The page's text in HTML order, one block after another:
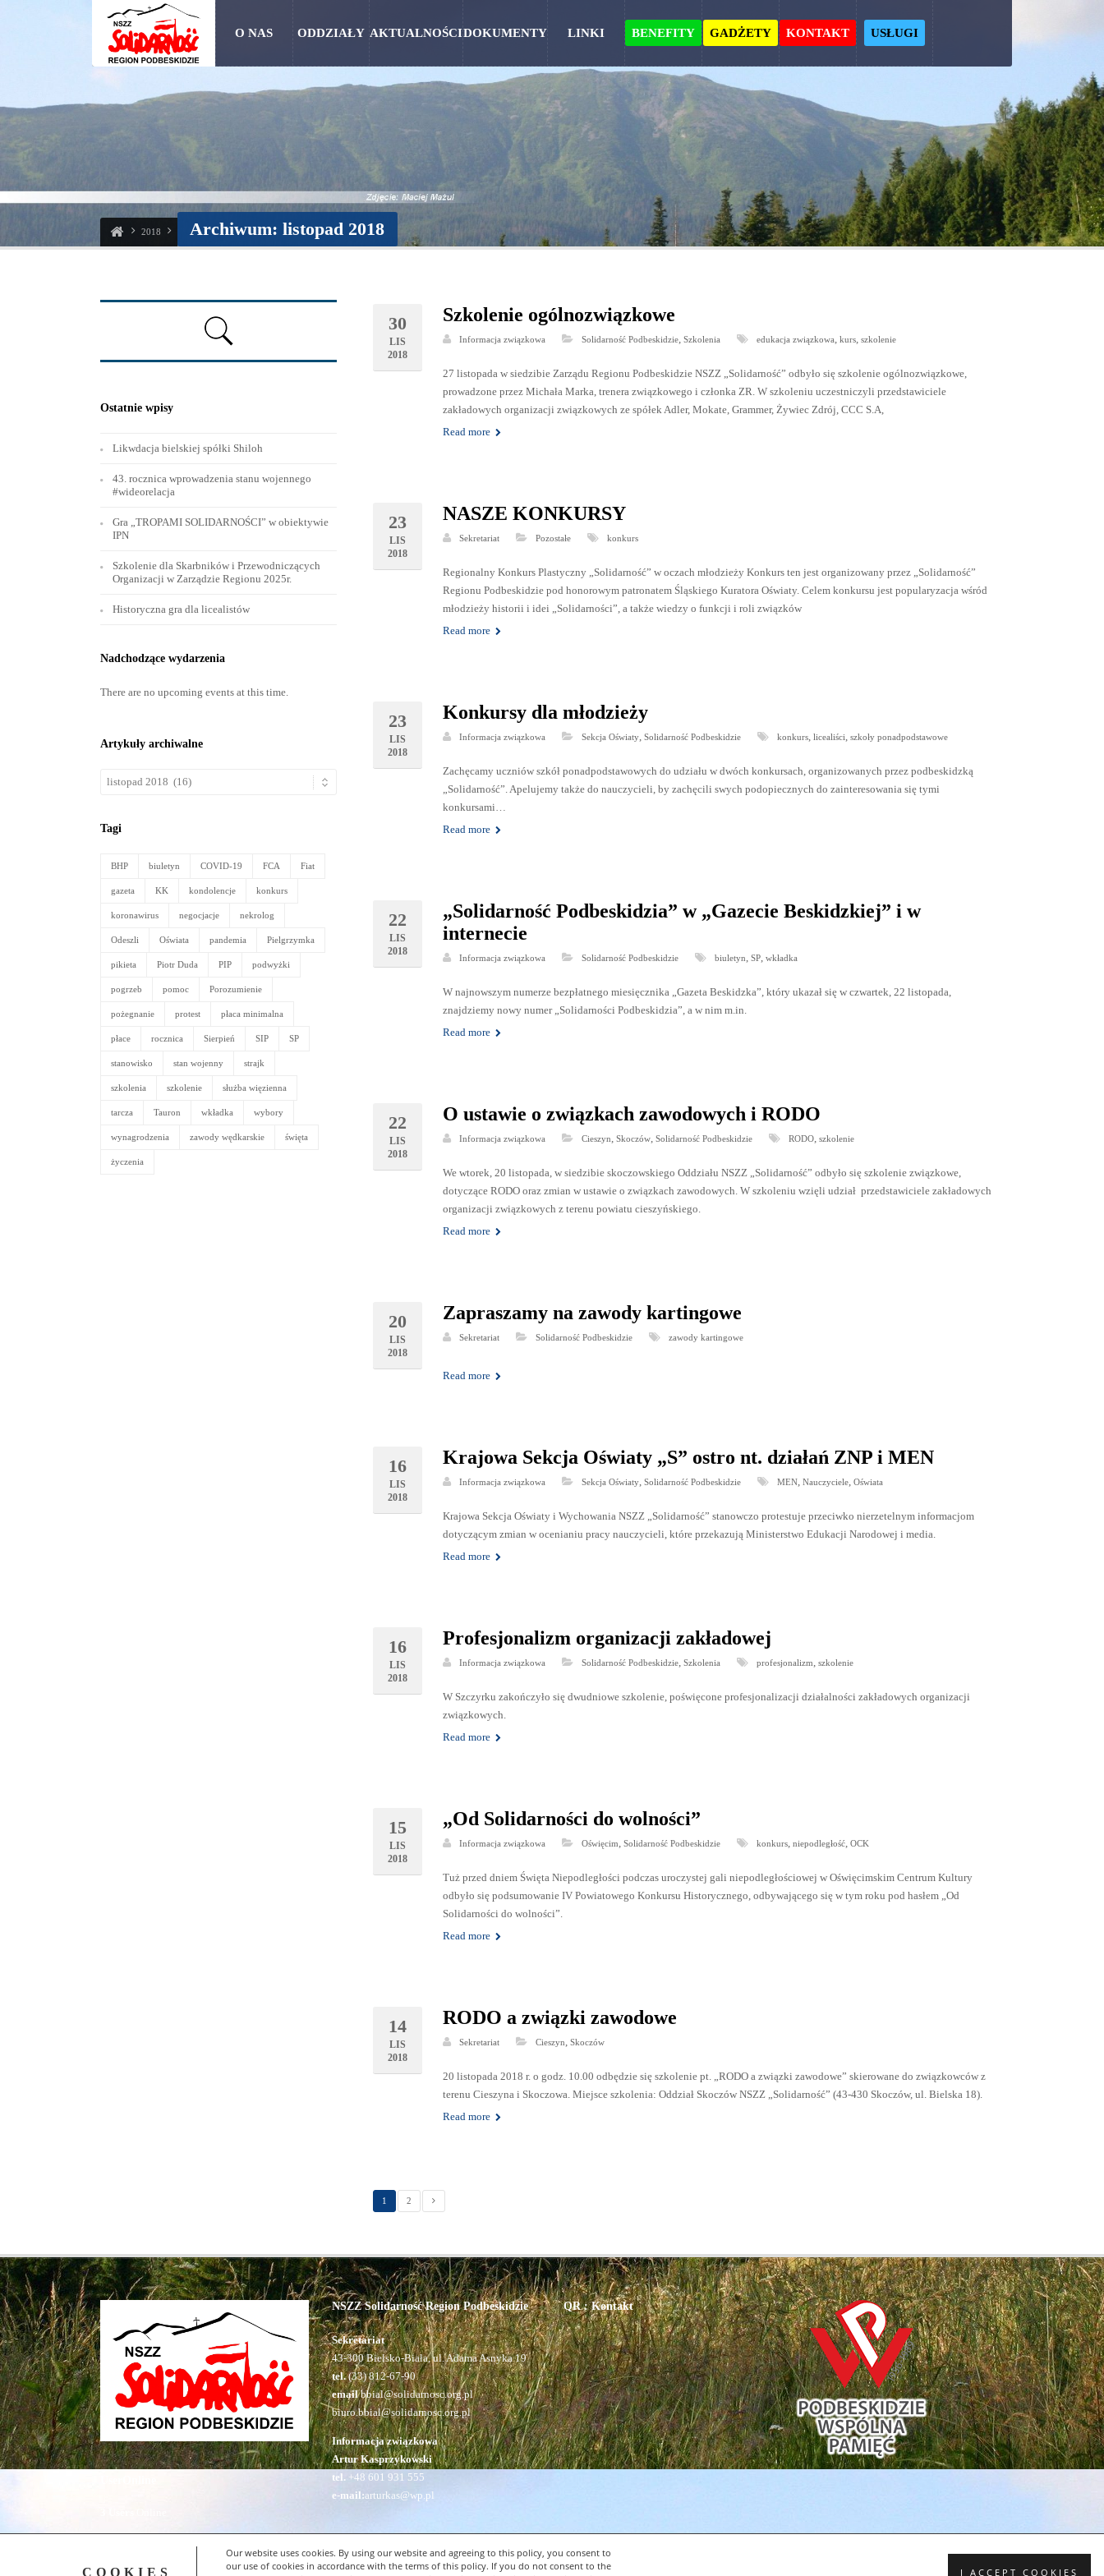
COOKIES
Our website uses cookies. By using our website and agreeing to this policy, you consent to
our use of cookies in accordance with the terms of this policy. If you do not consent to the
I ACCEPT COOKIES
O NAS ODDZIAŁY AKTUALNOŚCIDOKUMENTY LINKI BENEFITY GADŻETY KONTAKT USŁUGI
2018 Archiwum: listopad 2018
30
LIS
2018
Szkolenie ogólnozwiązkowe
Informacja związkowa Solidarność Podbeskidzie,Szkolenia edukacja związkowa,kurs,szkolenie
27 listopada w siedzibie Zarządu Regionu Podbeskidzie NSZZ „Solidarność” odbyło się szkolenie ogólnozwiązkowe,
prowadzone przez Michała Marka, trenera związkowego i członka ZR. W szkoleniu uczestniczyli przedstawiciele
zakładowych organizacji związkowych ze spółek Adler, Mokate, Grammer, Żywiec Zdrój, CCC S.A,
Read more
23
LIS
2018
NASZE KONKURSY
Sekretariat Pozostałe konkurs
Regionalny Konkurs Plastyczny „Solidarność” w oczach młodzieży Konkurs ten jest organizowany przez „Solidarność”
Regionu Podbeskidzie pod honorowym patronatem Śląskiego Kuratora Oświaty. Celem konkursu jest popularyzacja wśród
młodzieży historii i idei „Solidarności”, a także wiedzy o funkcji i roli związków
Read more
23
LIS
2018
Konkursy dla młodzieży
Informacja związkowa Sekcja Oświaty,Solidarność Podbeskidzie konkurs,licealiści,szkoły ponadpodstawowe
Zachęcamy uczniów szkół ponadpodstawowych do udziału w dwóch konkursach, organizowanych przez podbeskidzką
„Solidarność”. Apelujemy także do nauczycieli, by zachęcili swych podopiecznych do zainteresowania się tymi
konkursami…
Read more
22
LIS
2018
„Solidarność Podbeskidzia” w „Gazecie Beskidzkiej” i w
internecie
Informacja związkowa Solidarność Podbeskidzie biuletyn,SP,wkładka
W najnowszym numerze bezpłatnego miesięcznika „Gazeta Beskidzka”, który ukazał się w czwartek, 22 listopada,
znajdziemy nowy numer „Solidarności Podbeskidzia”, a w nim m.in.
Read more
22
LIS
2018
O ustawie o związkach zawodowych i RODO
Informacja związkowa Cieszyn,Skoczów,Solidarność Podbeskidzie RODO,szkolenie
We wtorek, 20 listopada, w siedzibie skoczowskiego Oddziału NSZZ „Solidarność” odbyło się szkolenie związkowe,
dotyczące RODO oraz zmian w ustawie o związkach zawodowych. W szkoleniu wzięli udział przedstawiciele zakładowych
organizacji związkowych z terenu powiatu cieszyńskiego.
Read more
20
LIS
2018
Zapraszamy na zawody kartingowe
Sekretariat Solidarność Podbeskidzie zawody kartingowe
Read more
16
LIS
2018
Krajowa Sekcja Oświaty „S” ostro nt. działań ZNP i MEN
Informacja związkowa Sekcja Oświaty,Solidarność Podbeskidzie MEN,Nauczyciele,Oświata
Krajowa Sekcja Oświaty i Wychowania NSZZ „Solidarność” stanowczo protestuje przeciwko nierzetelnym informacjom
dotyczącym zmian w ocenianiu pracy nauczycieli, które przekazują Ministerstwo Edukacji Narodowej i media.
Read more
16
LIS
2018
Profesjonalizm organizacji zakładowej
Informacja związkowa Solidarność Podbeskidzie,Szkolenia profesjonalizm,szkolenie
W Szczyrku zakończyło się dwudniowe szkolenie, poświęcone profesjonalizacji działalności zakładowych organizacji
związkowych.
Read more
15
LIS
2018
„Od Solidarności do wolności”
Informacja związkowa Oświęcim,Solidarność Podbeskidzie konkurs,niepodległość,OCK
Tuż przed dniem Święta Niepodległości podczas uroczystej gali niepodległościowej w Oświęcimskim Centrum Kultury
odbyło się podsumowanie IV Powiatowego Konkursu Historycznego, odbywającego się w tym roku pod hasłem „Od
Solidarności do wolności”.
Read more
14
LIS
2018
RODO a związki zawodowe
Sekretariat Cieszyn,Skoczów
20 listopada 2018 r. o godz. 10.00 odbędzie się szkolenie pt. „RODO a związki zawodowe” skierowane do związkowców z
terenu Cieszyna i Skoczowa. Miejsce szkolenia: Oddział Skoczów NSZZ „Solidarność” (43-430 Skoczów, ul. Bielska 18).
Read more
1 2
Ostatnie wpisy
Likwdacja bielskiej spółki Shiloh
43. rocznica wprowadzenia stanu wojennego
#wideorelacja
Gra „TROPAMI SOLIDARNOŚCI” w obiektywie
IPN
Szkolenie dla Skarbników i Przewodniczących
Organizacji w Zarządzie Regionu 2025r.
Historyczna gra dla licealistów
Nadchodzące wydarzenia
There are no upcoming events at this time.
Artykuły archiwalne
Artykuły
Tagi
BHP biuletyn COVID-19 FCA Fiat
gazeta KK kondolencje konkurs
koronawirus negocjacje nekrolog
Odeszli Oświata pandemia Pielgrzymka
pikieta Piotr Duda PIP podwyżki
pogrzeb pomoc Porozumienie
pożegnanie protest płaca minimalna
płace rocznica Sierpień SIP SP
stanowisko stan wojenny strajk
szkolenia szkolenie służba więzienna
tarcza Tauron wkładka wybory
wynagrodzenia zawody wędkarskie święta
życzenia
NSZZ Solidarność Region Podbeskidzie
Sekretariat
43-300 Bielsko-Biała, ul. Adama Asnyka 19
tel.(33) 812-67-90
emailbbial@solidarnosc.org.pl
biuro.bbial@solidarnosc.org.pl
Informacja związkowa
Artur Kasprzykowski
tel. +48 601 931 555
e-mail:arturkas@wp.pl
QR : Kontakt